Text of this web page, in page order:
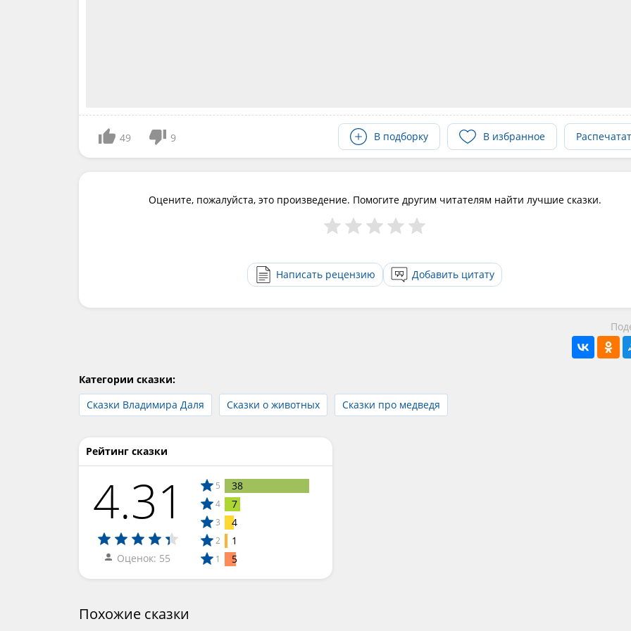
49 9 В подборку В избранное
Оцените, пожалуйста, это произведение. Помогите другим читателям найти лучшие сказки.
Написать рецензию Добавить цитату
Категории сказки:
Сказки Владимира Даля
Сказки о животных Сказки про медведя
Рейтинг сказки
4.31
Оценок: 55
5 38
4 7
3 4
2 1
1 5
Похожие сказки